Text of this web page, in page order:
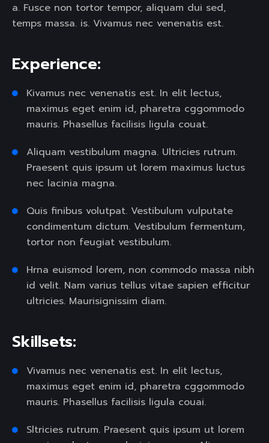
a. Fusce non tortor tempor, aliquam dui sed,
temps massa. is. Vivamus nec venenatis est.
Experience:
Kivamus nec venenatis est. In elit lectus,
maximus eget enim id, pharetra cggommodo
mauris. Phasellus facilisis ligula couat.
Aliquam vestibulum magna. Ultricies rutrum.
Praesent quis ipsum ut lorem maximus luctus
nec lacinia magna.
Quis finibus volutpat. Vestibulum vulputate
condimentum dictum. Vestibulum fermentum,
tortor non feugiat vestibulum.
Hrna euismod lorem, non commodo massa nibh
id velit. Nam varius tellus vitae sapien efficitur
ultricies. Maurisignissim diam.
Skillsets:
Vivamus nec venenatis est. In elit lectus,
maximus eget enim id, pharetra cggommodo
mauris. Phasellus facilisis ligula couai.
Sltricies rutrum. Praesent quis ipsum ut lorem